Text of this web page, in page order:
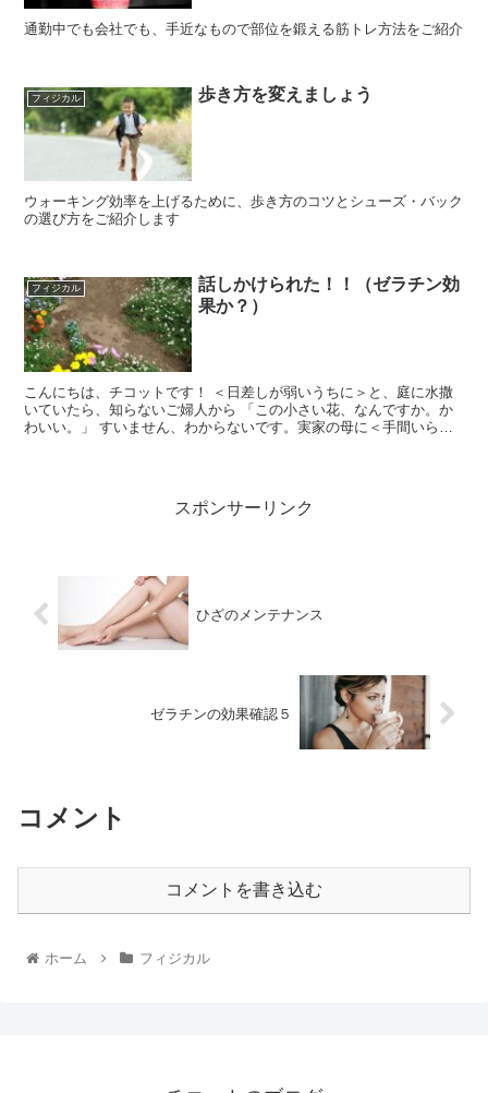
通勤中でも会社でも、手近なもので部位を鍛える筋トレ方法をご紹介
フィジカル 歩き方を変えましょう
ウォーキング効率を上げるために、歩き方のコツとシューズ・バック
の選び方をご紹介します
フィジカル
話しかけられた！！（ゼラチン効
果か？）
こんにちは、チコットです！ ＜日差しが弱いうちに＞と、庭に水撒
いていたら、知らないご婦人から 「この小さい花、なんですか。か
わいい。」 すいません、わからないです。実家の母に＜手間いら
スポンサーリンク
ひざのメンテナンス
ゼラチンの効果確認５
コメント
コメントを書き込む
ホーム フィジカル